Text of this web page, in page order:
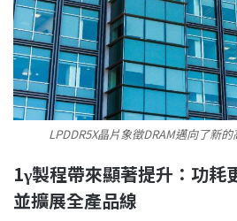
LPDDR5X晶片象徵DRAM邁向了新的
1γ製程帶來顯著提升：功耗
並擴展全產品線